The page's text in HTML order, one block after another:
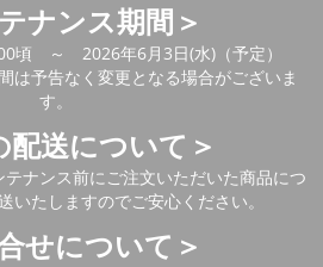
ナンス期間＞
頃 ～ 2026年6月3日(水)（予定）
は予告なく変更となる場合がございま
す。
配送について＞
ナンス前にご注文いただいた商品につ
いたしますのでご安心ください。
せについて＞